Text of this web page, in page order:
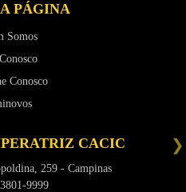
PÁGINA
Somos
Conosco
CACIC
259 - Campinas
9999